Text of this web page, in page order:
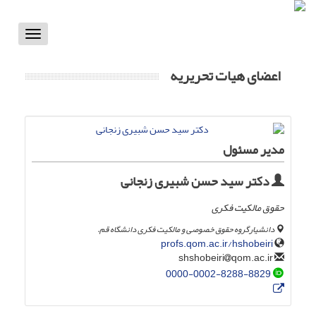
Toggle
اعضای هیات تحریریه
مدیر مسئول
دکتر سید حسن شبیری زنجانی
حقوق مالکیت فکری
دانشیارگروه حقوق خصوصی و مالکیت فکری دانشگاه قم.
profs.qom.ac.ir/hshobeiri
qom.ac.ir
0000-0002-8288-8829